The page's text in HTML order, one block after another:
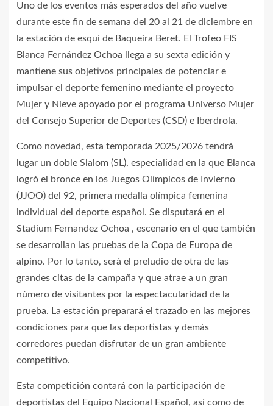
Uno de los eventos más esperados del año vuelve
durante este fin de semana del 20 al 21 de diciembre en
la estación de esquí de Baqueira Beret. El Trofeo FIS
Blanca Fernández Ochoa llega a su sexta edición y
mantiene sus objetivos principales de potenciar e
impulsar el deporte femenino mediante el proyecto
Mujer y Nieve apoyado por el programa Universo Mujer
del Consejo Superior de Deportes (CSD) e Iberdrola.
Como novedad, esta temporada 2025/2026 tendrá
lugar un doble Slalom (SL), especialidad en la que Blanca
logró el bronce en los Juegos Olímpicos de Invierno
(JJOO) del 92, primera medalla olímpica femenina
individual del deporte español. Se disputará en el
Stadium Fernandez Ochoa , escenario en el que también
se desarrollan las pruebas de la Copa de Europa de
alpino. Por lo tanto, será el preludio de otra de las
grandes citas de la campaña y que atrae a un gran
número de visitantes por la espectacularidad de la
prueba. La estación preparará el trazado en las mejores
condiciones para que las deportistas y demás
corredores puedan disfrutar de un gran ambiente
competitivo.
Esta competición contará con la participación de
deportistas del Equipo Nacional Español, así como de